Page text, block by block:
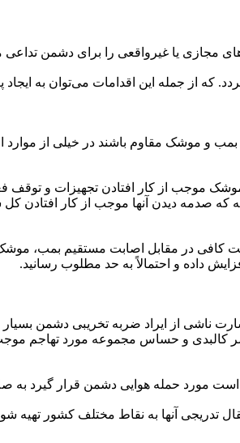
مجازی یا غیرواقعی را برای دشمن تداعی
جمله این اقدامات می‌توان به ایجاد
مقاوم باشند در خیلی از موارد
موجب از کار افتادن تجهیزات و توقف
صدمه دیدن آنها موجب از کار افتادن
در مقابل اصابت مستقیم بمب،
داده و احتمالاً به حد مطلوب رسانید.
ناشی از ایراد ضربه تخریبی دشمن
کالبدی و حساس مجموعه مورد تهاجم
مورد حمله هوایی دشمن قرار گیرد به
آنها به نقاط مختلف کشور تهیه